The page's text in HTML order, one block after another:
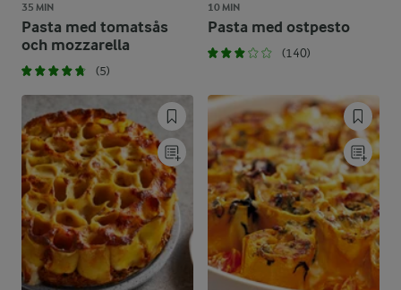
35 MIN
Pasta med tomatsås
och mozzarella
(5)
10 MIN
Pasta med ostpesto
(140)